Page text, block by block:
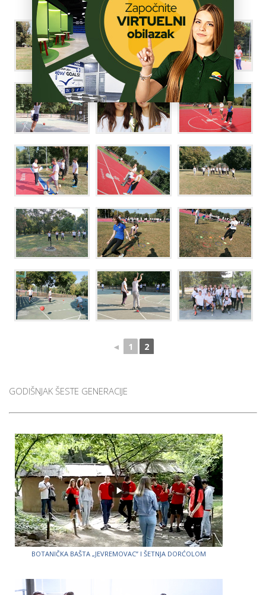
◄ 1 2
GODIŠNJAK ŠESTE GENERACIJE
BOTANIČKA BAŠTA „JEVREMOVAC” I ŠETNJA DORĆOLOM
POZOVITE NAS »
BROJ MESTA »
PRIJAVITE SE »